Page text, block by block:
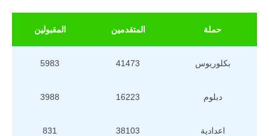
حملة المتقدمين المقبولين
بكلوريوس 41473
5983
دبلوم 16223
3988
اعدادية 38103
831